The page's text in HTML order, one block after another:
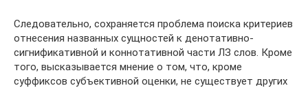
Следовательно, сохраняется проблема поиска критериев
отнесения названных сущностей к денотативно-
сигнификативной и коннотативной части ЛЗ слов. Кроме
того, высказывается мнение о том, что, кроме
суффиксов субъективной оценки, не существует других